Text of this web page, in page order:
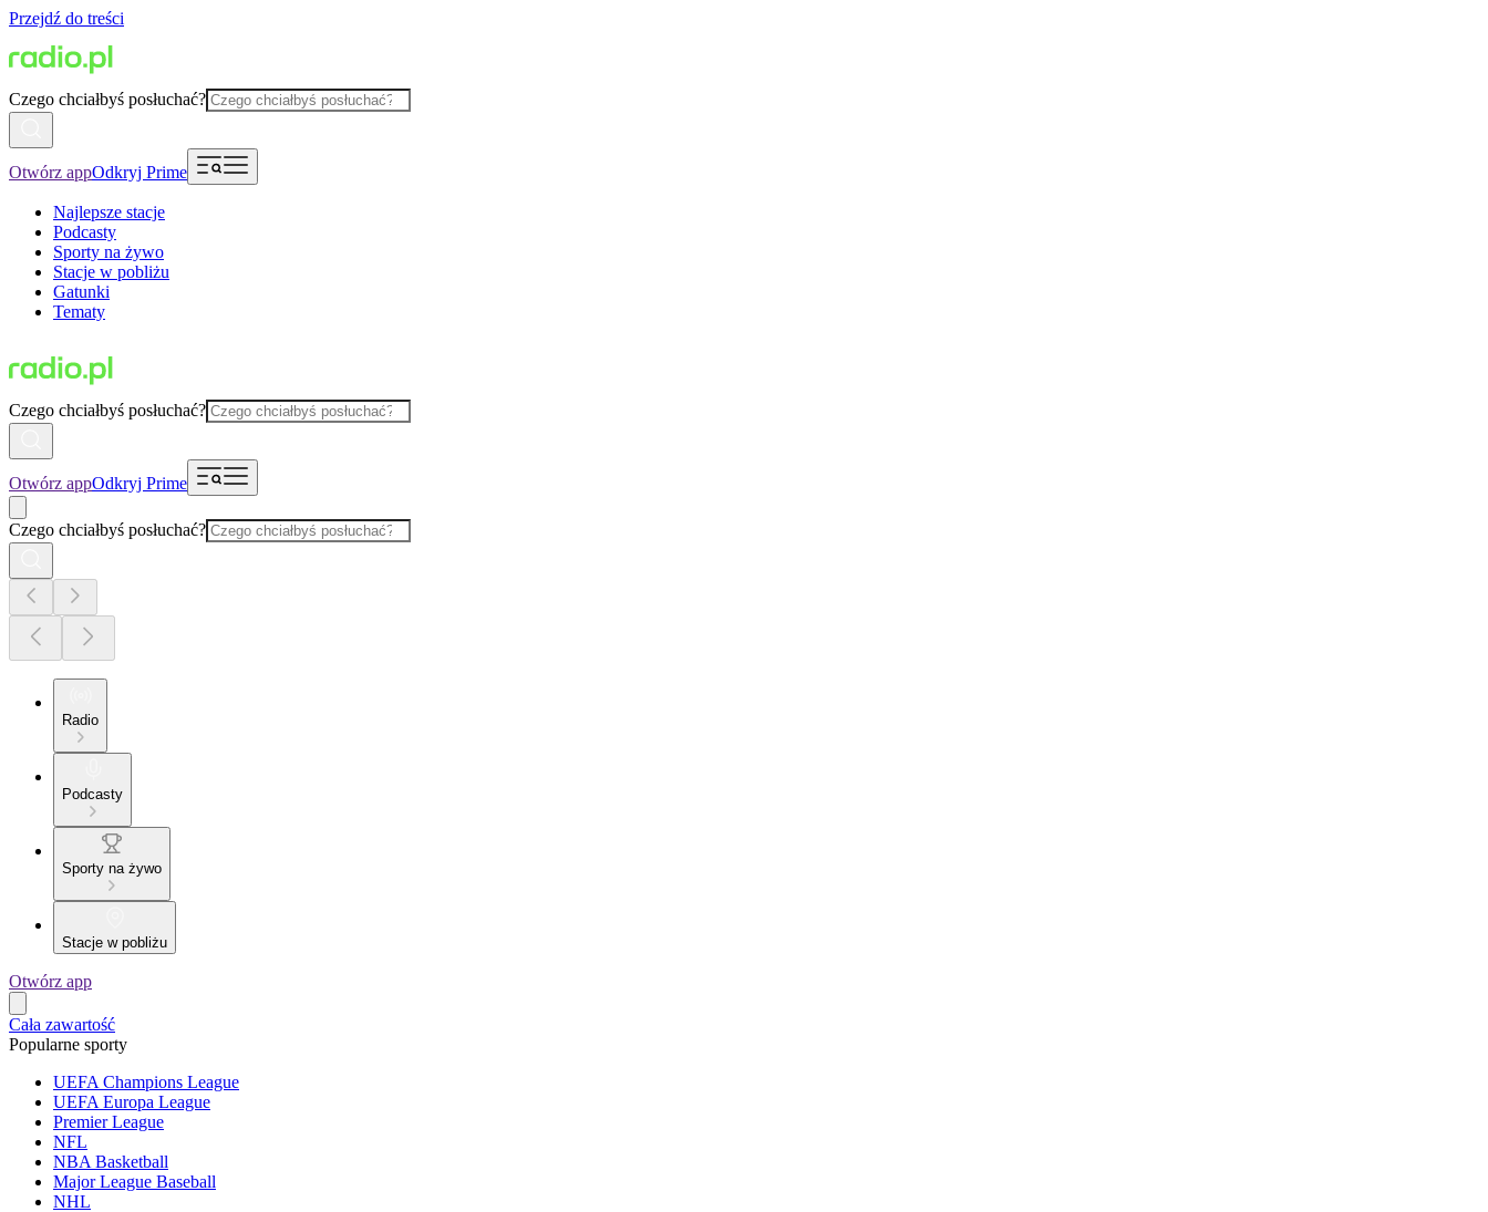
Przejdź do treści
Czego chciałbyś posłuchać?
Otwórz appOdkryj Prime
Najlepsze stacje
Podcasty
Sporty na żywo
Stacje w pobliżu
Gatunki
Tematy
Czego chciałbyś posłuchać?
Otwórz appOdkryj Prime
Czego chciałbyś posłuchać?
Radio
Podcasty
Sporty na żywo
Stacje w pobliżu
Otwórz app
Cała zawartość
Popularne sporty
UEFA Champions League
UEFA Europa League
Premier League
NFL
NBA Basketball
Major League Baseball
NHL